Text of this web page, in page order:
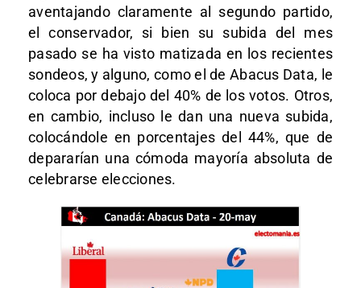
aventajando claramente al segundo partido,
el conservador, si bien su subida del mes
pasado se ha visto matizada en los recientes
sondeos, y alguno, como el de Abacus Data, le
coloca por debajo del 40% de los votos. Otros,
en cambio, incluso le dan una nueva subida,
colocándole en porcentajes del 44%, que de
depararían una cómoda mayoría absoluta de
celebrarse elecciones.